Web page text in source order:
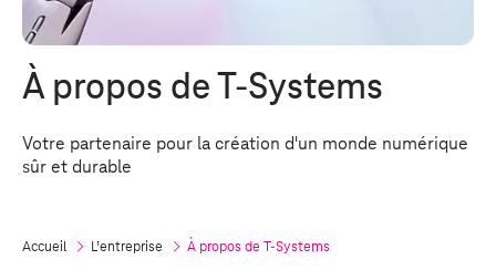
À propos deT-Systems
Votre partenaire pour la création d'un monde numérique
sûr et durable
Accueil L’entreprise À propos de T-Systems